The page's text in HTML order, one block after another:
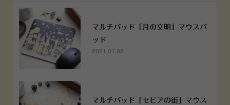
マルチパッド「月の文明」マウスパ
ッド
2021.07.08
マルチパッド「セピアの街」マウス